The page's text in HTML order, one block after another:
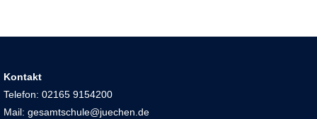
Kontakt
Telefon: 02165 9154200
Mail: gesamtschule@juechen.de